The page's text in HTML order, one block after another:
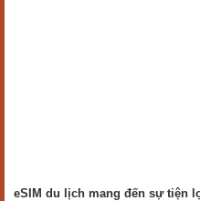
eSIM du lịch mang đến sự tiện